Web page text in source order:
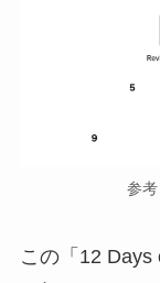
参考
この「12 Days